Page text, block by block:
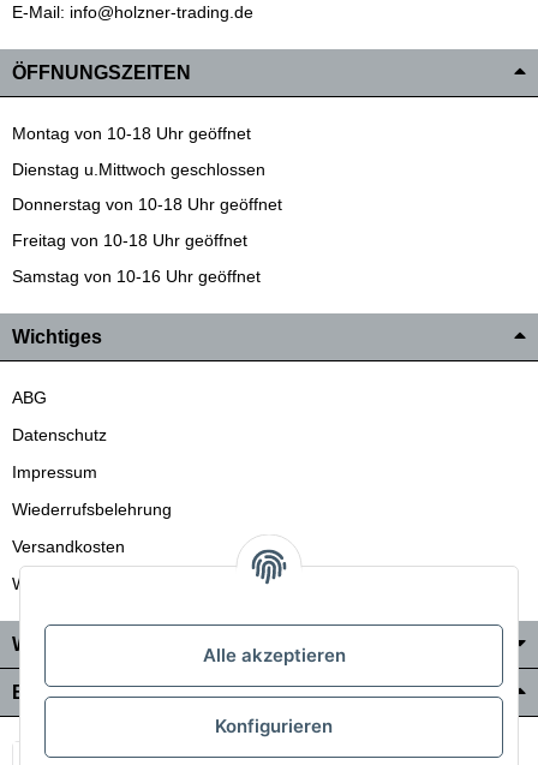
E-Mail: info@holzner-trading.de
ÖFFNUNGSZEITEN
Montag von 10-18 Uhr geöffnet
Dienstag u.Mittwoch geschlossen
Donnerstag von 10-18 Uhr geöffnet
Freitag von 10-18 Uhr geöffnet
Samstag von 10-16 Uhr geöffnet
Wichtiges
ABG
Datenschutz
Impressum
Wiederrufsbelehrung
Versandkosten
Wir liefern auch in die Schweiz
Wo Sie uns finden
Bezahlung & Versand
Alle akzeptieren
Konfigurieren